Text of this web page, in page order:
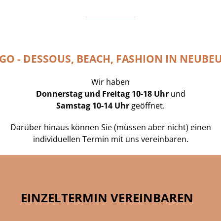
- DESSOUS, BEACH, FASHION IN
Wir haben
Donnerstag und Freitag 10-18 Uhrund
Samstag 10-14 Uhr geöffnet.
Darüber hinaus können Sie (müssen aber nicht) einen
individuellen Termin mit uns vereinbaren.
EINZELTERMIN VEREINBAREN